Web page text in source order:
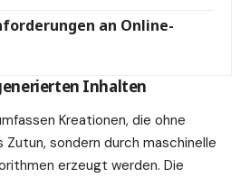
an Online-
Inhalten
Kreationen, die ohne
sondern durch maschinelle
erzeugt werden. Die